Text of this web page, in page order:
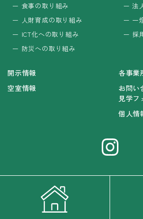
食事の取り組み
人財育成の取り組み
ICT化への取り組み
防災への取り組み
法
一
採
開示情報
空室情報
各事業
お問い
見学フ
個人情